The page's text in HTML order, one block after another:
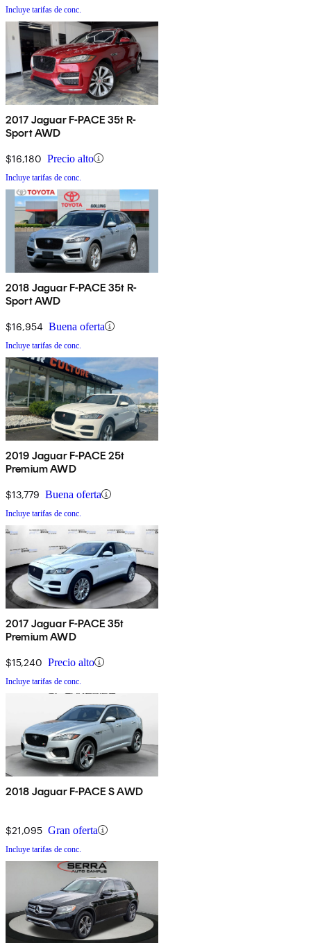
Incluye tarifas de conc.
2017 Jaguar F-PACE 35t R-
Sport AWD
$16,180 Precio alto
Incluye tarifas de conc.
2018 Jaguar F-PACE 35t R-
Sport AWD
$16,954 Buena oferta
Incluye tarifas de conc.
2019 Jaguar F-PACE 25t
Premium AWD
$13,779 Buena oferta
Incluye tarifas de conc.
2017 Jaguar F-PACE 35t
Premium AWD
$15,240 Precio alto
Incluye tarifas de conc.
2018 Jaguar F-PACE S AWD
$21,095 Gran oferta
Incluye tarifas de conc.